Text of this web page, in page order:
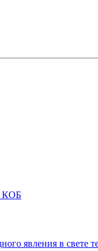
КОБ
явления в свете